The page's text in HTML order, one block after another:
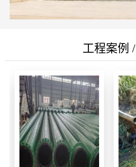
工程案例 /